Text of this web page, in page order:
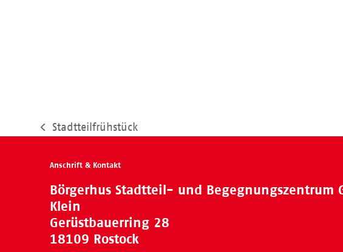
vorheriger
Stadtteilfrühstück
Anschrift & Kontakt
Börgerhus Stadtteil- und Begegnungszentrum
Klein
Gerüstbauerring 28
18109 Rostock